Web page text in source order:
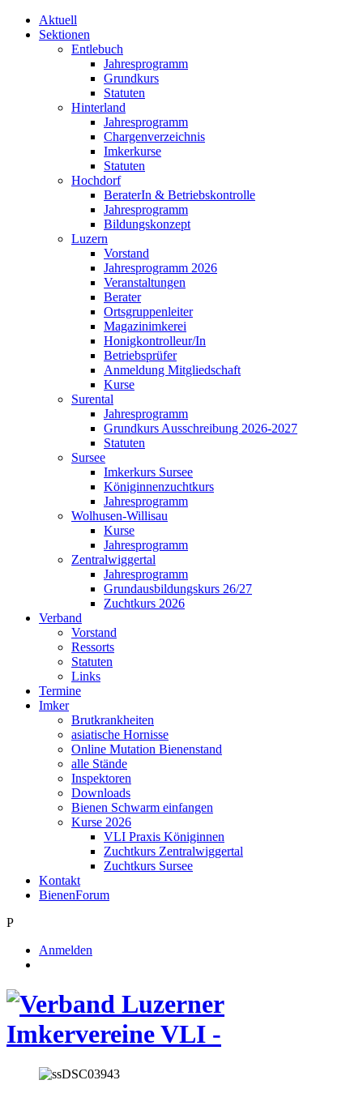
Aktuell
Sektionen
Entlebuch
Jahresprogramm
Grundkurs
Statuten
Hinterland
Jahresprogramm
Chargenverzeichnis
Imkerkurse
Statuten
Hochdorf
BeraterIn & Betriebskontrolle
Jahresprogramm
Bildungskonzept
Luzern
Vorstand
Jahresprogramm 2026
Veranstaltungen
Berater
Ortsgruppenleiter
Magazinimkerei
Honigkontrolleur/In
Betriebsprüfer
Anmeldung Mitgliedschaft
Kurse
Surental
Jahresprogramm
Grundkurs Ausschreibung 2026-2027
Statuten
Sursee
Imkerkurs Sursee
Königinnenzuchtkurs
Jahresprogramm
Wolhusen-Willisau
Kurse
Jahresprogramm
Zentralwiggertal
Jahresprogramm
Grundausbildungskurs 26/27
Zuchtkurs 2026
Verband
Vorstand
Ressorts
Statuten
Links
Termine
Imker
Brutkrankheiten
asiatische Hornisse
Online Mutation Bienenstand
alle Stände
Inspektoren
Downloads
Bienen Schwarm einfangen
Kurse 2026
VLI Praxis Königinnen
Zuchtkurs Zentralwiggertal
Zuchtkurs Sursee
Kontakt
BienenForum
P
Anmelden